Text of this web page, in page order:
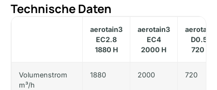
Technische Daten
aerotain3
EC2.8
1880 H
aerotain3
EC4
2000 H
D0.55
720 H
Volumenstrom
m³/h
1880 2000 720